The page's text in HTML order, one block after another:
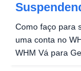
Como faço para
uma conta no
WHM Vá para